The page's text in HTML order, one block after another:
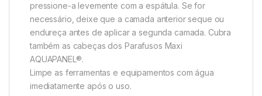
pressione-a levemente com a espátula. Se for
necessário, deixe que a camada anterior seque ou
endureça antes de aplicar a segunda camada. Cubra
também as cabeças dos Parafusos Maxi
AQUAPANEL®.
Limpe as ferramentas e equipamentos com água
imediatamente após o uso.